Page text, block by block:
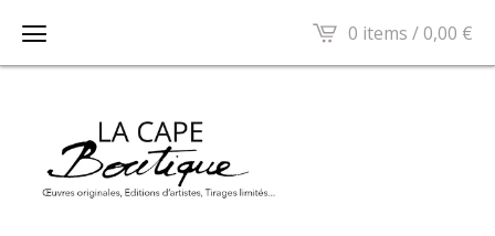
0 items /0,00 €